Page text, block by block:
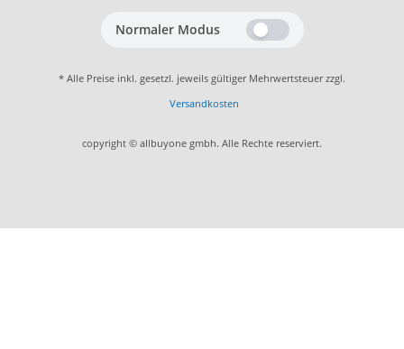
Normaler Modus
* Alle Preise inkl. gesetzl. jeweils gültiger Mehrwertsteuer zzgl.
Versandkosten
copyright © allbuyone gmbh. Alle Rechte reserviert.